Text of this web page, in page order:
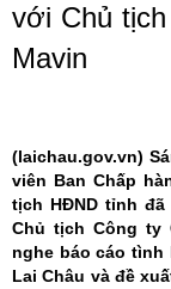
với Chủ
Mavin
(laichau.gov.vn)
viên Ban Chấp
tịch HĐND tỉnh
Chủ tịch Công ty
nghe báo cáo tình
Lai Châu và đề